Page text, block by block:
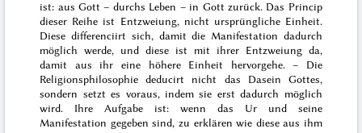
ist: aus Gott – durchs Leben – in Gott zurück. Das Princip
dieser Reihe ist Entzweiung, nicht ursprüngliche Einheit.
Diese differenciirt sich, damit die Manifestation dadurch
möglich werde, und diese ist mit ihrer Entzweiung da,
damit aus ihr eine höhere Einheit hervorgehe. – Die
Religionsphilosophie deducirt nicht das Dasein Gottes,
sondern setzt es voraus, indem sie erst dadurch möglich
wird. Ihre Aufgabe ist: wenn das Ur und seine
Manifestation gegeben sind, zu erklären wie diese aus ihm